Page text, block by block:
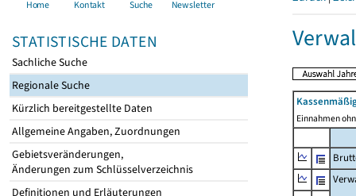
Home Kontakt Suche Newsletter
STATISTISCHE DATEN
Sachliche Suche
Regionale Suche
Kürzlich bereitgestellte Daten
Allgemeine Angaben, Zuordnungen
Gebietsveränderungen,
Änderungen zum Schlüsselverzeichnis
Definitionen und Erläuterungen
Einnahmen